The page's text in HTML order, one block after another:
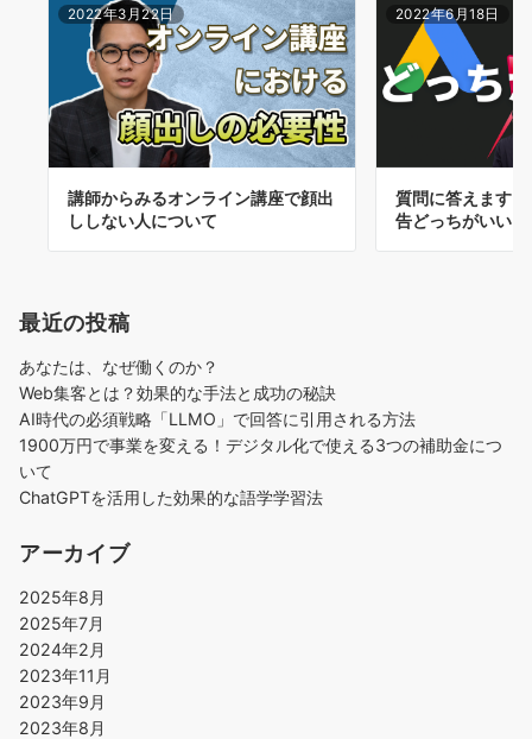
2022年3月22日
講師からみるオンライン講座で顔出
ししない人について
2022年6月18日
質問に答えます
告どっちがいい？
最近の投稿
あなたは、なぜ働くのか？
Web集客とは？効果的な手法と成功の秘訣
AI時代の必須戦略「LLMO」で回答に引用される方法
1900万円で事業を変える！デジタル化で使える3つの補助金につ
いて
ChatGPTを活用した効果的な語学学習法
アーカイブ
2025年8月
2025年7月
2024年2月
2023年11月
2023年9月
2023年8月